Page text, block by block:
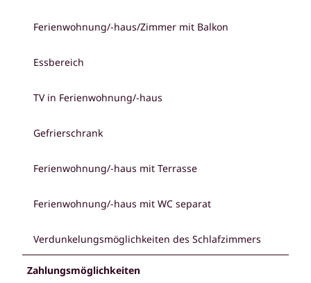
Ferienwohnung/-haus/Zimmer mit Balkon
Essbereich
TV in Ferienwohnung/-haus
Gefrierschrank
Ferienwohnung/-haus mit Terrasse
Ferienwohnung/-haus mit WC separat
Verdunkelungsmöglichkeiten des Schlafzimmers
Zahlungsmöglichkeiten